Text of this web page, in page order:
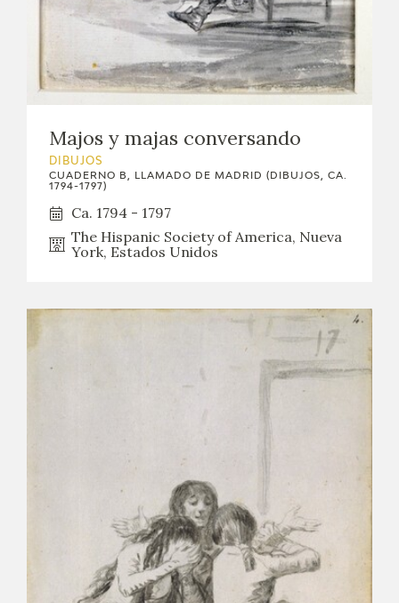
Majos y majas conversando
DIBUJOS
CUADERNO B, LLAMADO DE MADRID (DIBUJOS, CA.
1794-1797)
Ca. 1794 - 1797
The Hispanic Society of America, Nueva
York, Estados Unidos